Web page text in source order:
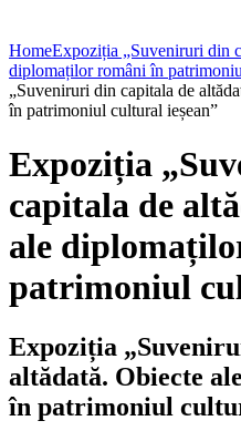
HomeExpoziția „Suveniruri din
diplomaților români în
„Suveniruri din capitala de
în patrimoniul cultural ieșean”
Expoziția
capitala de
ale
patrimoniul
Expoziția
altădată. Obiecte
în patrimoniul